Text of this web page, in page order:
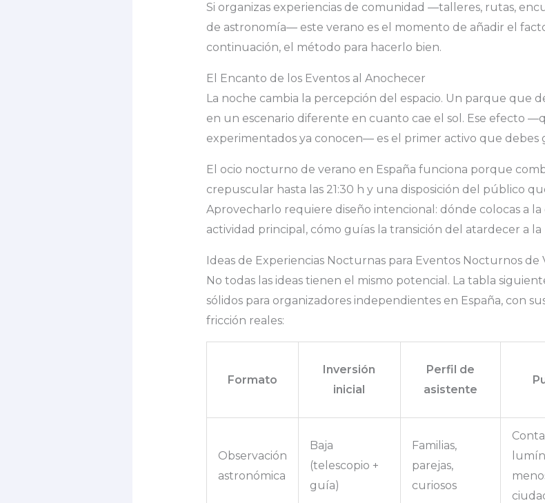
Si organizas experiencias de comunidad —talleres, rutas,
de astronomía— este verano es el momento de añadir el
continuación, el método para hacerlo bien.
El Encanto de los Eventos al Anochecer
La noche cambia la percepción del espacio. Un parque que
en un escenario diferente en cuanto cae el sol. Ese efecto
experimentados ya conocen— es el primer activo que debes
El ocio nocturno de verano en España funciona porque
crepuscular hasta las 21:30 h y una disposición del público
Aprovecharlo requiere diseño intencional: dónde colocas a
actividad principal, cómo guías la transición del atardecer a la
Ideas de Experiencias Nocturnas para Eventos Nocturnos de
No todas las ideas tienen el mismo potencial. La tabla
sólidos para organizadores independientes en España, con
fricción reales:
Formato
Inversión
inicial
Perfil de
asistente
Observación
astronómica
Baja
(telescopio +
guía)
Familias,
parejas,
curiosos